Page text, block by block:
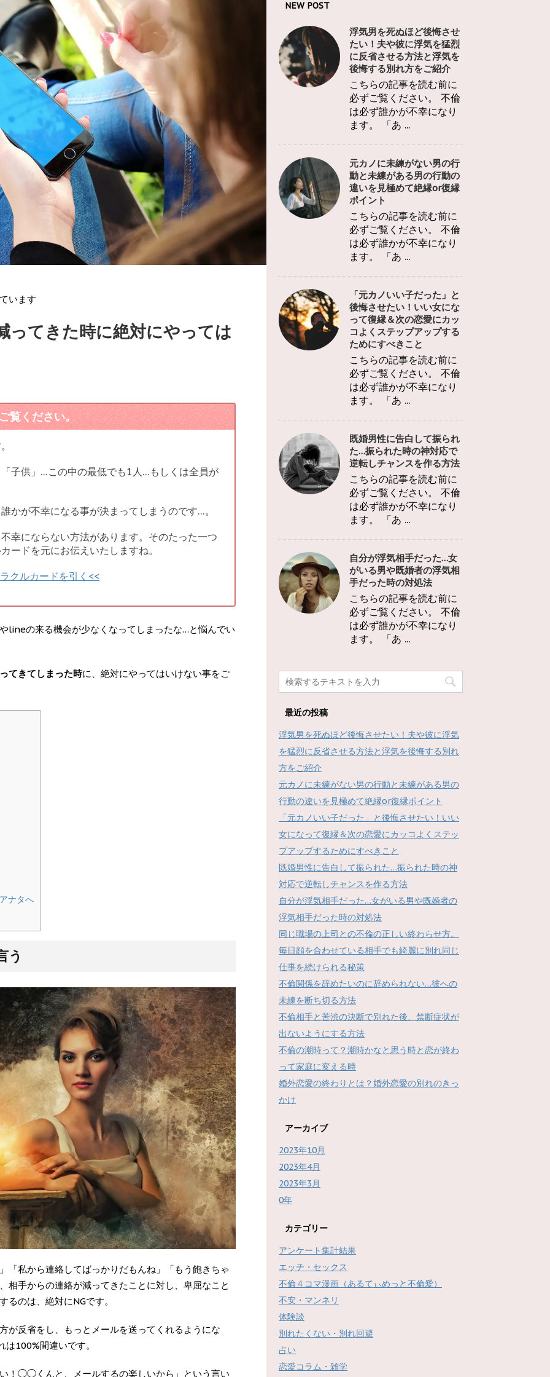
います
ってきた時に絶対にやっては
覧ください。
子供」…この中の最低でも1人…もしくは全員が
かが不幸になる事が決まってしまうのです…。
幸にならない方法があります。そのたった一つ
ードを元にお伝えいたしますね。
クルカードを引く<<
lineの来る機会が少なくなってしまったな…と悩んでい
てきてしまった時に、絶対にやってはいけない事をご
ナタへ
う
「私から連絡してばっかりだもんね」「もう飽きちゃ
相手からの連絡が減ってきたことに対し、卑屈なこと
るのは、絶対にNGです。
が反省をし、もっとメールを送ってくれるようにな
100%間違いです。
！◯◯くんと、メールするの楽しいから」という言い
NEW POST
浮気男を死ぬほど後悔させ
たい！夫や彼に浮気を猛烈
に反省させる方法と浮気を
後悔する別れ方をご紹介
こちらの記事を読む前に
必ずご覧ください。 不倫
は必ず誰かが不幸になり
ます。 「あ ...
元カノに未練がない男の行
動と未練がある男の行動の
違いを見極めて絶縁or復縁
ポイント
こちらの記事を読む前に
必ずご覧ください。 不倫
は必ず誰かが不幸になり
ます。 「あ ...
「元カノいい子だった」と
後悔させたい！いい女にな
って復縁＆次の恋愛にカッ
コよくステップアップする
ためにすべきこと
こちらの記事を読む前に
必ずご覧ください。 不倫
は必ず誰かが不幸になり
ます。 「あ ...
既婚男性に告白して振られ
た…振られた時の神対応で
逆転しチャンスを作る方法
こちらの記事を読む前に
必ずご覧ください。 不倫
は必ず誰かが不幸になり
ます。 「あ ...
自分が浮気相手だった…女
がいる男や既婚者の浮気相
手だった時の対処法
こちらの記事を読む前に
必ずご覧ください。 不倫
は必ず誰かが不幸になり
ます。 「あ ...
最近の投稿
浮気男を死ぬほど後悔させたい！夫や彼に浮気
を猛烈に反省させる方法と浮気を後悔する別れ
方をご紹介
元カノに未練がない男の行動と未練がある男の
行動の違いを見極めて絶縁or復縁ポイント
「元カノいい子だった」と後悔させたい！いい
女になって復縁＆次の恋愛にカッコよくステッ
プアップするためにすべきこと
既婚男性に告白して振られた…振られた時の神
対応で逆転しチャンスを作る方法
自分が浮気相手だった…女がいる男や既婚者の
浮気相手だった時の対処法
同じ職場の上司との不倫の正しい終わらせ方。
毎日顔を合わせている相手でも綺麗に別れ同じ
仕事を続けられる秘策
不倫関係を辞めたいのに辞められない…彼への
未練を断ち切る方法
不倫相手と苦渋の決断で別れた後、禁断症状が
出ないようにする方法
不倫の潮時って？潮時かなと思う時と恋が終わ
って家庭に変える時
婚外恋愛の終わりとは？婚外恋愛の別れのきっ
かけ
アーカイブ
2023年10月
2023年4月
2023年3月
0年
カテゴリー
アンケート集計結果
エッチ・セックス
不倫４コマ漫画（あるてぃめっと不倫愛）
不安・マンネリ
体験談
別れたくない・別れ回避
占い
恋愛コラム・雑学